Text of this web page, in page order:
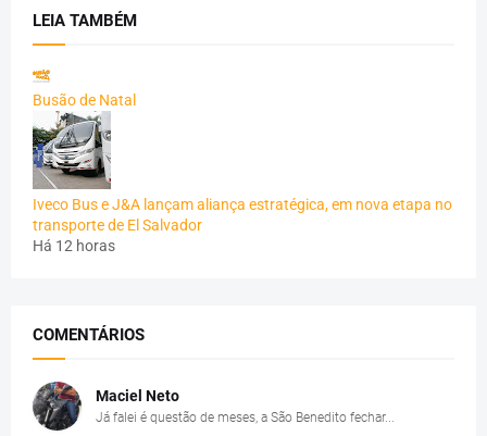
LEIA TAMBÉM
Busão de Natal
Iveco Bus e J&A lançam aliança estratégica, em nova etapa no
transporte de El Salvador
Há 12 horas
COMENTÁRIOS
Maciel Neto
Já falei é questão de meses, a São Benedito fechar...